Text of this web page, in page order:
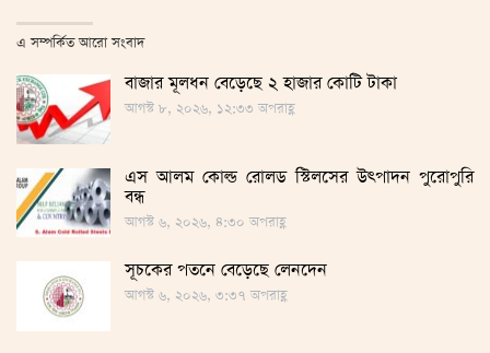
এ সম্পর্কিত আরো সংবাদ
বাজার মূলধন বেড়েছে ২ হাজার কোটি টাকা
আগস্ট ৮, ২০২৬, ১২:৩৩ অপরাহ্ণ
এস আলম কোল্ড রোলড স্টিলসের উৎপাদন পুরোপুরি
বন্ধ
আগস্ট ৬, ২০২৬, ৪:৩০ অপরাহ্ণ
সূচকের পতনে বেড়েছে লেনদেন
আগস্ট ৬, ২০২৬, ৩:৩৭ অপরাহ্ণ